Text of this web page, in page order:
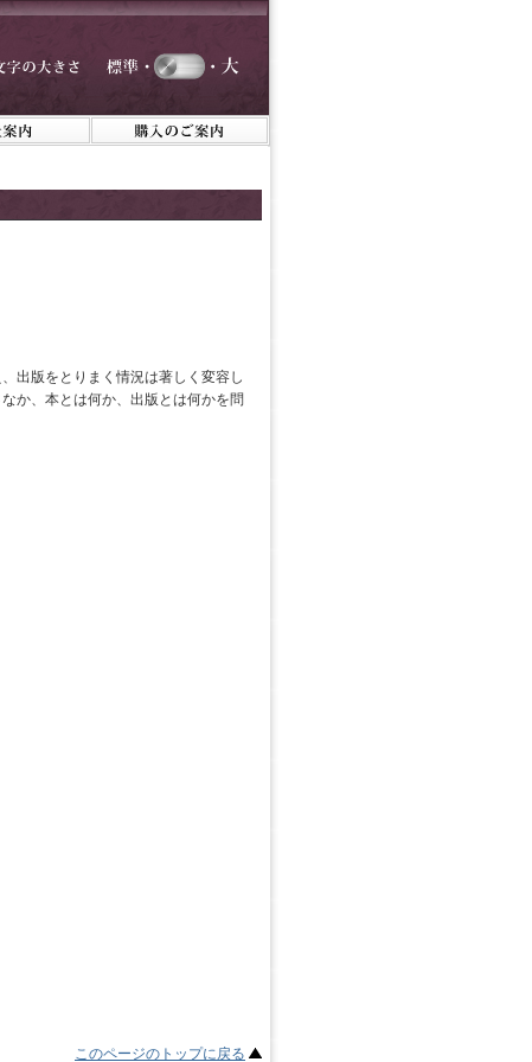
出版をとりまく情況は著しく変容し
か、本とは何か、出版とは何かを問
このページのトップに戻る